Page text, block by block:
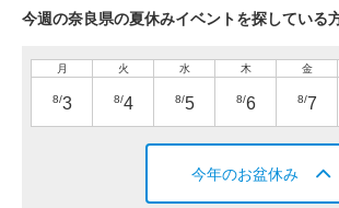
今週の奈良県の夏休みイベントを探している
月
8/3
火
8/4
水
8/5
木
8/6
金
8/7
今年のお盆休み